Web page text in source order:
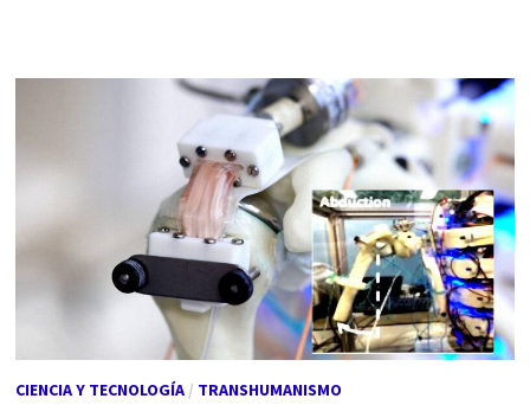
CIENCIA Y TECNOLOGÍA/ TRANSHUMANISMO